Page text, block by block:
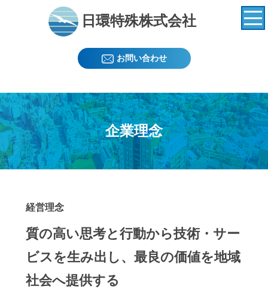
日環特殊株式会社
お問い合わせ
企業理念
経営理念
質の高い思考と行動から技術・サー
ビスを生み出し、最良の価値を地域
社会へ提供する